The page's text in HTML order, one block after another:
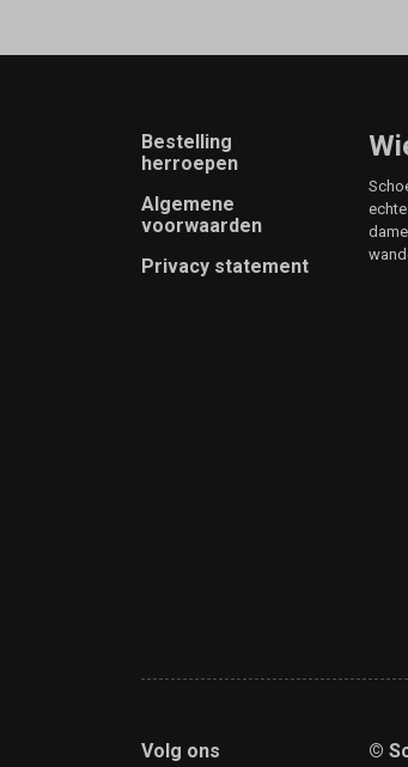
Footer
Bestelling
herroepen
Algemene
voorwaarden
Privacy statement
Volg ons ©